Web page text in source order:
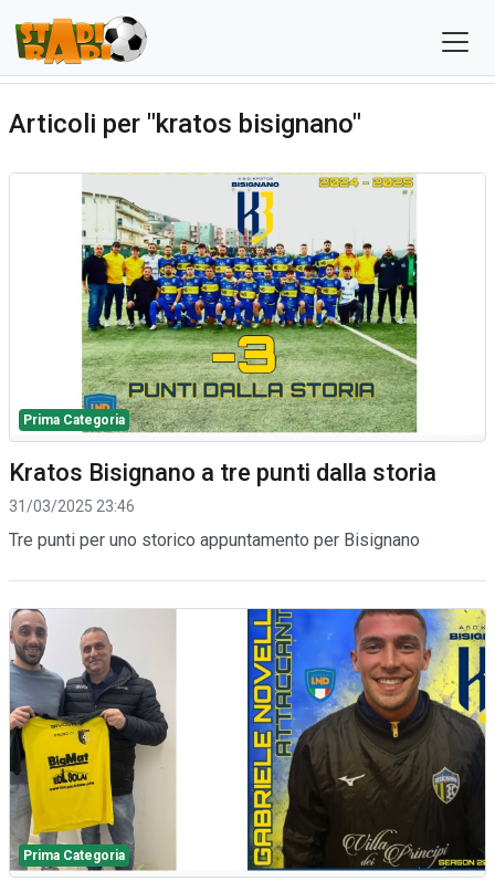
Articoli per "kratos bisignano"
Prima Categoria
Kratos Bisignano a tre punti dalla storia
31/03/2025 23:46
Tre punti per uno storico appuntamento per Bisignano
Prima Categoria